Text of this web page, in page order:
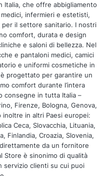
agli uniformi da
accessorio classico
una camicia e un
si adatta sia a
meglio i
Italia, che offre abbigliamento
infermieri e estetisti,
il settore sanitario. I nostri
comfort, durata e design
e saloni di bellezza. Nel
e pantaloni medici, camici
e uniformi cosmetiche in
progettato per garantire un
comfort durante l’intera
consegne in tutta Italia –
Firenze, Bologna, Genova,
inoltre in altri Paesi europei:
Ceca, Slovacchia, Lituania,
Finlandia, Croazia, Slovenia,
da un fornitore
Store è sinonimo di qualità
servizio clienti su cui puoi